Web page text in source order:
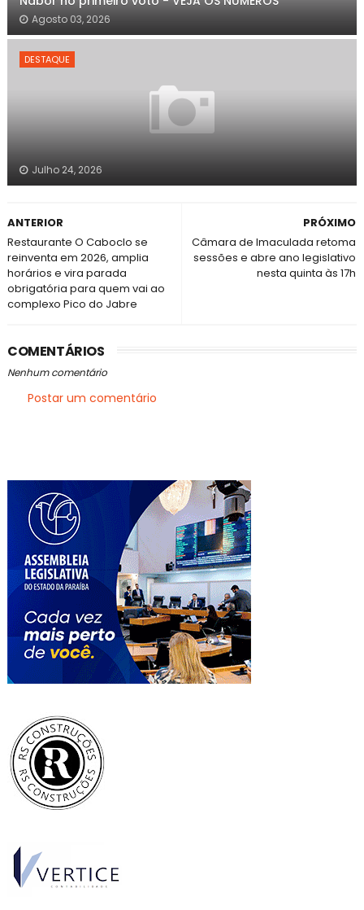
Agosto 03, 2026
DESTAQUE
Julho 24, 2026
PRÓXIMO
Câmara de Imaculada retoma
sessões e abre ano legislativo
nesta quinta às 17h
ANTERIOR
Restaurante O Caboclo se
reinventa em 2026, amplia
horários e vira parada
obrigatória para quem vai ao
complexo Pico do Jabre
COMENTÁRIOS
Nenhum comentário
Postar um comentário